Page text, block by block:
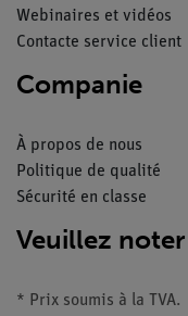
Webinaires et vidéos
Contacte service client
Companie
À propos de nous
Politique de qualité
Sécurité en classe
Veuillez noter
* Prix soumis à la TVA.